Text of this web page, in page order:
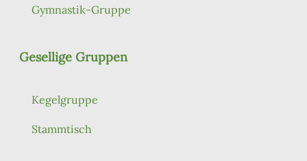
Gymnastik-Gruppe
Gesellige Gruppen
Kegelgruppe
Stammtisch